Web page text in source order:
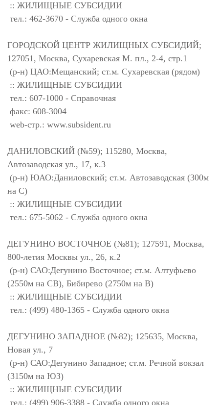
:: ЖИЛИЩНЫЕ СУБСИДИИ
тел.: 462-3670 - Служба одного окна
ГОРОДСКОЙ ЦЕНТР ЖИЛИЩНЫХ СУБСИДИЙ;
127051, Москва, Сухаревская М. пл., 2-4, стр.1
(р-н) ЦАО:Мещанский; ст.м. Сухаревская (рядом)
:: ЖИЛИЩНЫЕ СУБСИДИИ
тел.: 607-1000 - Справочная
факс: 608-3004
web-стр.: www.subsident.ru
ДАНИЛОВСКИЙ (№59); 115280, Москва,
Автозаводская ул., 17, к.3
(р-н) ЮАО:Даниловский; ст.м. Автозаводская (300м
на С)
:: ЖИЛИЩНЫЕ СУБСИДИИ
тел.: 675-5062 - Служба одного окна
ДЕГУНИНО ВОСТОЧНОЕ (№81); 127591, Москва,
800-летия Москвы ул., 26, к.2
(р-н) САО:Дегунино Восточное; ст.м. Алтуфьево
(2550м на СВ), Бибирево (2750м на В)
:: ЖИЛИЩНЫЕ СУБСИДИИ
тел.: (499) 480-1365 - Служба одного окна
ДЕГУНИНО ЗАПАДНОЕ (№82); 125635, Москва,
Новая ул., 7
(р-н) САО:Дегунино Западное; ст.м. Речной вокзал
(3150м на ЮЗ)
:: ЖИЛИЩНЫЕ СУБСИДИИ
тел.: (499) 906-3388 - Служба одного окна